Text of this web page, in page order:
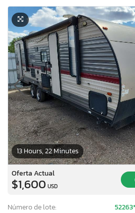
13 Hours, 22 Minutes
Oferta Actual
$1,600 USD
Número de lote: